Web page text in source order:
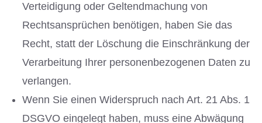
Verteidigung oder Geltendmachung von
Rechtsansprüchen benötigen, haben Sie das
Recht, statt der Löschung die Einschränkung der
Verarbeitung Ihrer personenbezogenen Daten zu
verlangen.
Wenn Sie einen Widerspruch nach Art. 21 Abs. 1
DSGVO eingelegt haben, muss eine Abwägung